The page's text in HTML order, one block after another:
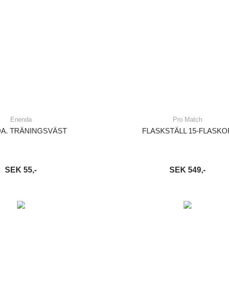
Enenda
TRÄNINGSVÄST
SEK 55,-
Pro Match
FLASKSTÄLL 15-
SEK 549,-